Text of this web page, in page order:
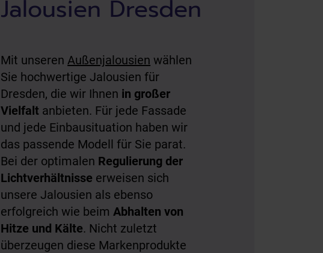
Jalousien Dresden
Mit unserenAußenjalousien wählen
Sie hochwertige Jalousien für
Dresden, die wir Ihnen in großer
Vielfalt anbieten. Für jede Fassade
und jede Einbausituation haben wir
das passende Modell für Sie parat.
Bei der optimalen Regulierung der
Lichtverhältnisse erweisen sich
unsere Jalousien als ebenso
erfolgreich wie beimAbhalten von
Hitze und Kälte. Nicht zuletzt
überzeugen diese Markenprodukte